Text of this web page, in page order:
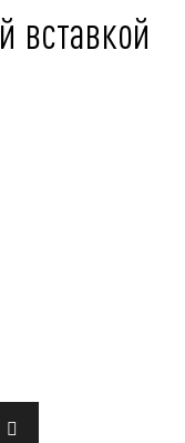
вставкой